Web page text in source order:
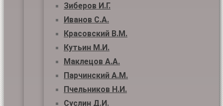
Зиберов И.Г.
Иванов С.А.
Красовский В.М.
Кутьин М.И.
Маклецов А.А.
Парчинский А.М.
Пчельников Н.И.
Суслин Д.И.